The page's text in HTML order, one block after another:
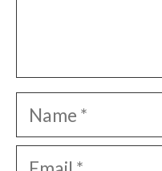
Name
Email